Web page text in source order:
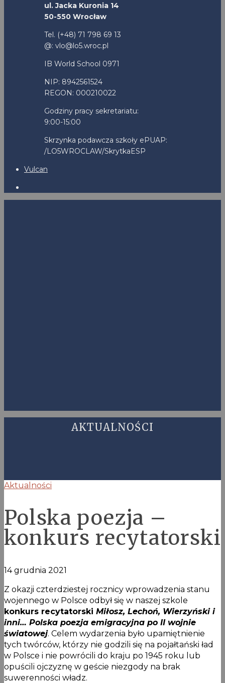
ul. Jacka Kuronia 14
50-550 Wrocław
Tel. (+48) 71 798 69 13
@: vlo@lo5.wroc.pl
IB World School 0971
NIP: 8942561524
REGON: 000210022
Godziny pracy sekretariatu:
9:00-15:00
Skrzynka podawcza szkoły ePUAP:
/LO5WROCLAW/SkrytkaESP
Vulcan
AKTUALNOŚCI
Aktualności
Polska poezja –
konkurs recytatorski
14 grudnia 2021
Z okazji czterdziestej rocznicy wprowadzenia stanu
wojennego w Polsce odbył się w naszej szkole
konkurs recytatorski Miłosz, Lechoń, Wierzyński i
inni… Polska poezja emigracyjna po II wojnie
światowej. Celem wydarzenia było upamiętnienie
tych twórców, którzy nie godzili się na pojałtański ład
w Polsce i nie powrócili do kraju po 1945 roku lub
opuścili ojczyznę w geście niezgody na brak
suwerenności władz.